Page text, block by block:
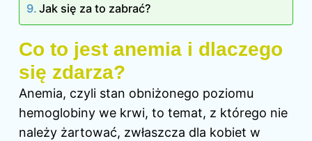
Jak się za to zabrać?
Co to jest anemia i dlaczego
się zdarza?
Anemia, czyli stan obniżonego poziomu
hemoglobiny we krwi, to temat, z którego nie
należy żartować, zwłaszcza dla kobiet w